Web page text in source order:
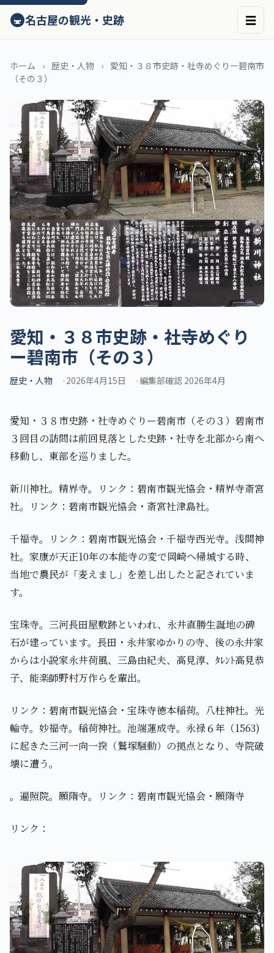
ン
テ
へ
ス
🚇名古屋の観光・史跡 ☰
ホーム 歴史・人物
愛知・３８市史跡・社寺めぐりー碧南市
（その３）
愛知・３８市史跡・社寺めぐり
ー碧南市（その３）
歴史・人物 2026年4月15日 編集部確認 2026年4月
愛知・３８市史跡・社寺めぐりー碧南市（その３）碧南市
３回目の訪問は前回見落とした史跡・社寺を北部から南へ
移動し、東部を巡りました。
新川神社。精界寺。リンク：碧南市観光協会・精界寺斎宮
社。リンク：碧南市観光協会・斎宮社津島社。
千福寺。リンク：碧南市観光協会・千福寺西光寺。浅間神
社。家康が天正10年の本能寺の変で岡崎へ帰城する時、
当地で農民が「麦えまし」を差し出したと記されていま
す。
宝珠寺。三河長田屋敷跡といわれ、永井直勝生誕地の碑
石が建っています。長田・永井家ゆかりの寺、後の永井家
からは小説家永井荷風、三島由紀夫、高見淳、ﾀﾚﾝﾄ高見恭
子、能楽師野村万作らを輩出。
リンク：碧南市観光協会・宝珠寺徳本稲荷。八柱神社。光
輪寺。妙福寺。稲荷神社。池端蓮成寺。永禄６年（1563)
に起きた三河一向一揆（鷲塚騒動）の拠点となり、寺院破
壊に遭う。
。遍照院。願隋寺。リンク：碧南市観光協会・願隋寺
リンク：